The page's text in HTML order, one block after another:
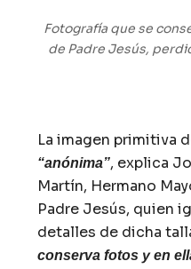
Fotografía que se
de Padre Jesús,
La imagen primitiva
“anónima”, explica
Martín, Hermano
Padre Jesús, quien
detalles de dicha
conserva fotos y en